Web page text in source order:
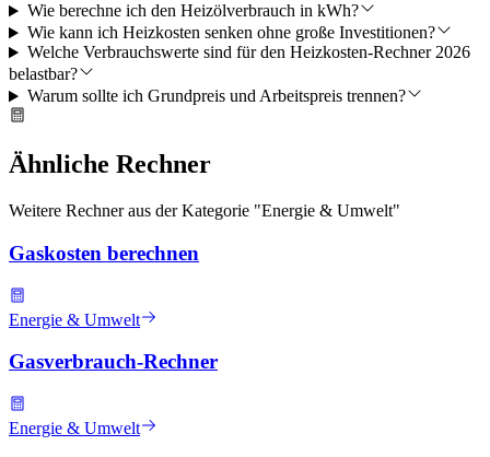
Wie berechne ich den Heizölverbrauch in kWh?
Wie kann ich Heizkosten senken ohne große Investitionen?
Welche Verbrauchswerte sind für den Heizkosten-Rechner 2026
belastbar?
Warum sollte ich Grundpreis und Arbeitspreis trennen?
Ähnliche Rechner
Weitere Rechner aus der Kategorie "Energie & Umwelt"
Gaskosten berechnen
Energie & Umwelt
Gasverbrauch-Rechner
Energie & Umwelt